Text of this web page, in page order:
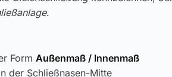
.
Form Außenmaß / Innenmaß
der Schließnasen-Mitte